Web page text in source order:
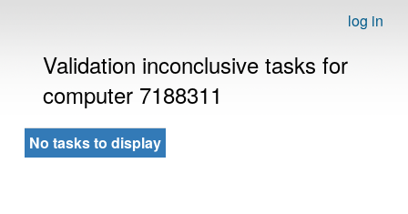
log in
Validation inconclusive tasks for
computer 7188311
No tasks to display